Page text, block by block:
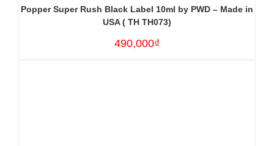
Popper Super Rush Black Label 10ml by PWD – Made in
USA ( TH TH073)
490,000₫